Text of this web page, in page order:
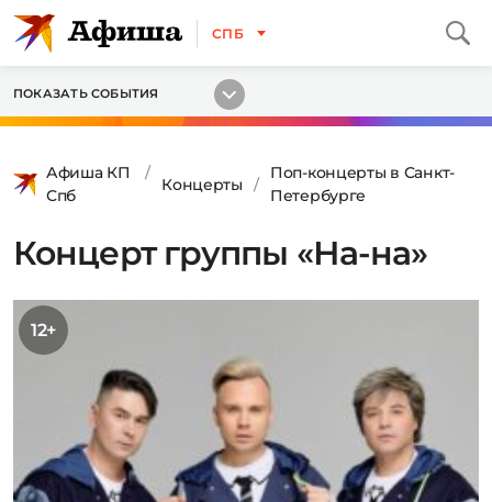
СПБ
ПОКАЗАТЬ СОБЫТИЯ
Афиша КП
Спб
Концерты
Поп-концерты в Санкт-
Петербурге
Концерт группы «На-на»
12+